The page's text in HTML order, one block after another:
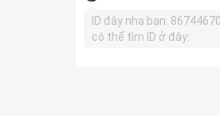
ID đây nha bạn:
có thể tìm ID ở đây: